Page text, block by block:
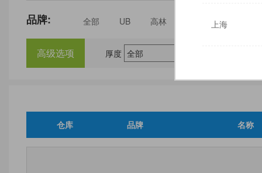
上海
品牌: 全部 UB 高林 中福
三威
建瓯福人
高级选项 厚度
仓库 品牌 名称